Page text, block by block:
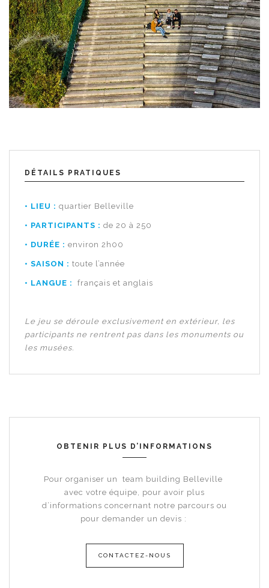
DÉTAILS PRATIQUES
• LIEU : quartier Belleville
• PARTICIPANTS : de 20 à 250
• DURÉE : environ 2h00
• SAISON : toute l’année
• LANGUE : français et anglais
Le jeu se déroule exclusivement en extérieur, les
participants ne rentrent pas dans les monuments ou
les musées.
OBTENIR PLUS D’INFORMATIONS
Pour organiser un
team building Belleville
avec votre équipe, pour avoir plus
d’informations concernant notre parcours ou
pour demander un devis :
CONTACTEZ-NOUS